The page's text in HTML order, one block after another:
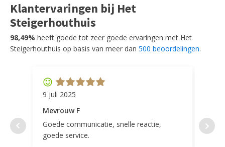
Klantervaringen bij Het
Steigerhouthuis
98,49% heeft goede tot zeer goede ervaringen met Het
Steigerhouthuis op basis van meer dan 500 beoordelingen.
9 juli 2025
Mevrouw F
Goede communicatie, snelle reactie,
goede service.
door